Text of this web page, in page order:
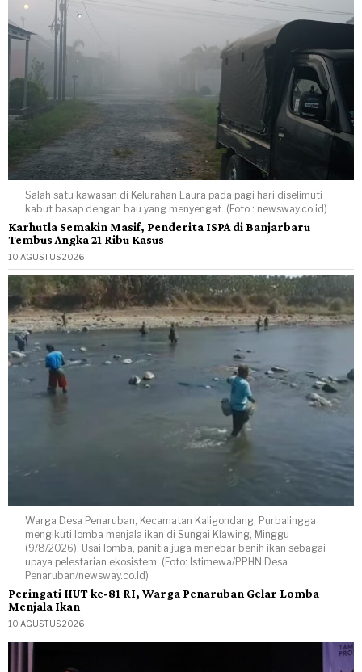
Salah satu kawasan di Kelurahan Laura pada pagi hari diselimuti
kabut basap dengan bau yang menyengat. (Foto : newsway.co.id)
Karhutla Semakin Masif, Penderita ISPA di Banjarbaru
Tembus Angka 21 Ribu Kasus
10 AGUSTUS 2026
Warga Desa Penaruban, Kecamatan Kaligondang, Purbalingga
mengikuti lomba menjala ikan di Sungai Klawing, Minggu
(9/8/2026). Usai lomba, panitia juga menebar benih ikan sebagai
upaya pelestarian ekosistem. (Foto: Istimewa/PPHN Desa
Penaruban/newsway.co.id)
Peringati HUT ke-81 RI, Warga Penaruban Gelar Lomba
Menjala Ikan
10 AGUSTUS 2026